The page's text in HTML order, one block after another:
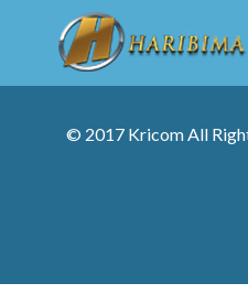
© 2017 Kricom All